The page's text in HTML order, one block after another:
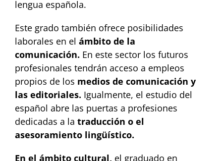
lengua española.
Este grado también ofrece posibilidades
laborales en el ámbito de la
comunicación. En este sector los futuros
profesionales tendrán acceso a empleos
propios de los medios de comunicación y
las editoriales. Igualmente, el estudio del
español abre las puertas a profesiones
dedicadas a la traducción o el
asesoramiento lingüístico.
En el ámbito cultural, el graduado en